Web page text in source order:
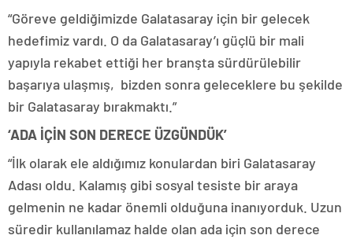
“Göreve geldiğimizde Galatasaray için bir gelecek
hedefimiz vardı. O da Galatasaray’ı güçlü bir mali
yapıyla rekabet ettiği her branşta sürdürülebilir
başarıya ulaşmış, bizden sonra geleceklere bu şekilde
bir Galatasaray bırakmaktı.”
‘ADA İÇİN SON DERECE ÜZGÜNDÜK’
“İlk olarak ele aldığımız konulardan biri Galatasaray
Adası oldu. Kalamış gibi sosyal tesiste bir araya
gelmenin ne kadar önemli olduğuna inanıyorduk. Uzun
süredir kullanılamaz halde olan ada için son derece